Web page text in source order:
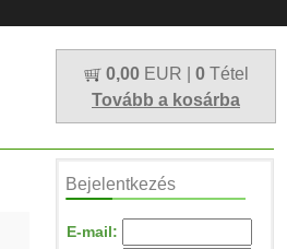
0,00 EUR | 0 Tétel
Tovább a kosárba
Bejelentkezés
E-mail: